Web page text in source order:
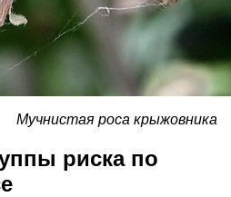
Мучнистая роса крыжовника
риска по